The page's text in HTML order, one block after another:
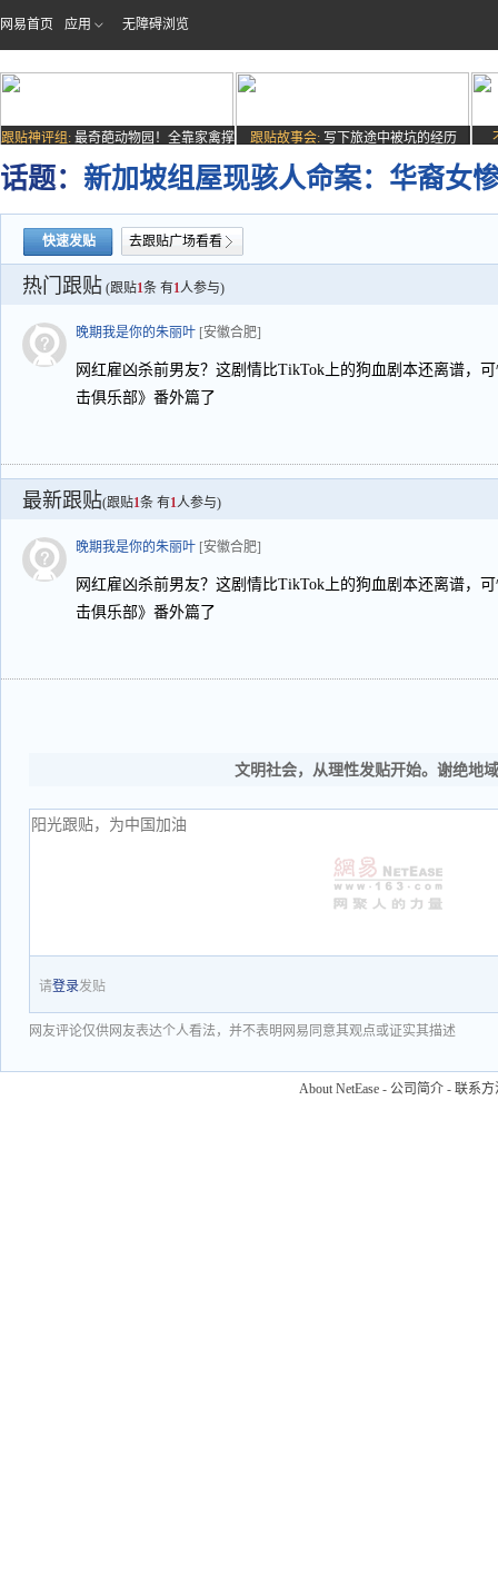
网易首页 应用 无障碍浏览
跟贴神评组: 最奇葩动物园！全靠家禽撑
场子
跟贴故事会: 写下旅途中被坑的经历
话题： 新加坡组屋现骇人命案：华裔女
快速发贴 去跟贴广场看看
热门跟贴 (跟贴1条 有1人参与)
晚期我是你的朱丽叶 [安徽合肥]
网红雇凶杀前男友？这剧情比TikTok上的狗血剧本还离谱，
击俱乐部》番外篇了
最新跟贴(跟贴1条 有1人参与)
晚期我是你的朱丽叶 [安徽合肥]
网红雇凶杀前男友？这剧情比TikTok上的狗血剧本还离谱，
击俱乐部》番外篇了
文明社会，从理性发贴开始。谢绝地
请登录发贴
网友评论仅供网友表达个人看法，并不表明网易同意其观点或证实其描述
About NetEase - 公司简介 - 联系方